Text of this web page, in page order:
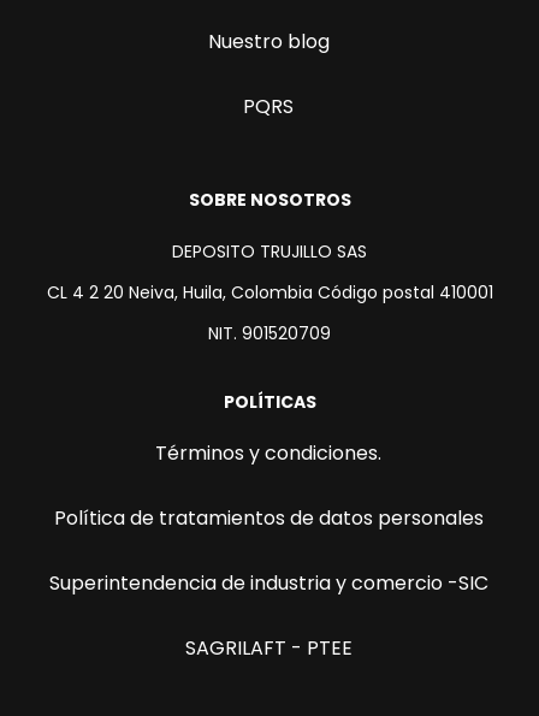
Nuestro blog
PQRS
SOBRE NOSOTROS
DEPOSITO TRUJILLO SAS
CL 4 2 20 Neiva, Huila, Colombia Código postal 410001
NIT. 901520709
POLÍTICAS
Términos y condiciones.
Política de tratamientos de datos personales
Superintendencia de industria y comercio -SIC
SAGRILAFT - PTEE